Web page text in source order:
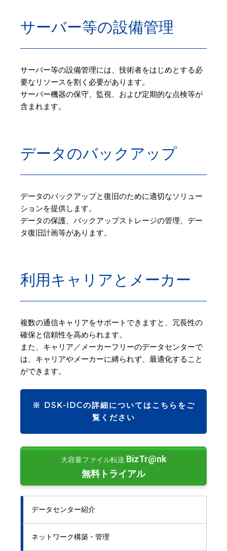
サーバー等の設備管理
サーバー等の設備管理には、技術者をはじめとする必
要なリソースを割く必要があります。
サーバー機器の保守、監視、および定期的な点検等が
含まれます。
データのバックアップ
データのバックアップと復旧のために適切なソリュー
ションを提供します。
データの保護、バックアップストレージの管理、デー
タ復旧計画等があります。
利用キャリアとメーカー
複数の通信キャリアをサポートできますと、冗長性の
確保と信頼性を高められます。
また、キャリア／メーカーフリーのデータセンターで
は、キャリアやメーカーに縛られず、最適化すること
ができます。
※ DSK-IDCの詳細についてはこちらをご
覧ください
大容量ファイル転送 BizTr@nk
無料トライアル
データセンター紹介
ネットワーク構築・管理